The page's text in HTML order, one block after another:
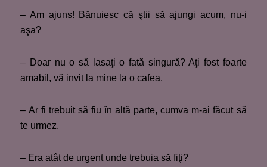
– Am ajuns! Bănuiesc că ştii să ajungi acum, nu-i
aşa?
– Doar nu o să lasaţi o fată singură? Aţi fost foarte
amabil, vă invit la mine la o cafea.
– Ar fi trebuit să fiu în altă parte, cumva m-ai făcut să
te urmez.
– Era atât de urgent unde trebuia să fiţi?